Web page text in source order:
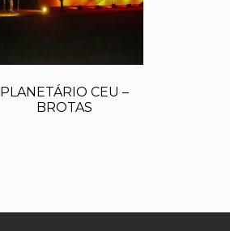
PLANETÁRIO CEU –
BROTAS